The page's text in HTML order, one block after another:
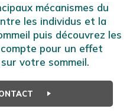
mécanismes du
les individus et la
puis découvrez les
pour un effet
votre sommeil.